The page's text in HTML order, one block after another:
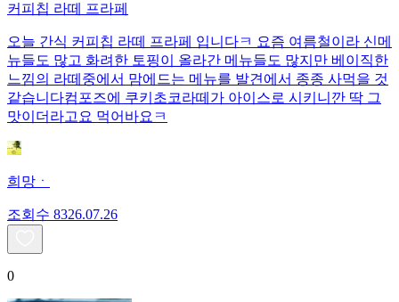
커피칩 라떼 프라페
오늘 간식 커피칩 라떼 프라페 입니다ㅋ 요즘 여름철이라 신메
뉴들도 많고 화려한 토핑이 올라간 메뉴들도 많지만 베이직한
느낌의 라떼중에서 맘에드는 메뉴를 발견에서 종종 사먹을 것
같습니다컴포즈에 쿠키초코라떼가 아이스로 시키니깐 딱 그
맛이더라고요 먹어바요ㅋ
희망ㆍ
조회수 8326.07.26
0